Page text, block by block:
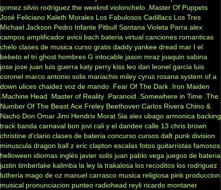
gomez silvio rodriguez the weeknd violonchelo .Master Of Puppets
José Feliciano Kaleth Morales Los Fabulosos Cadillacs Los Tres
Michael Jackson Pedro Infante Pitbull Santana Violeta Parra alex
campos amplificador avicii bach bateria virtual canciones romanticas
chelo clases de musica curso gratis daddy yankee dread mar I el
bebeto el tri ghost hombres G intocable jason mraz joaquin sabina
jose jose juan luis guerra katy perry kiss leo dan leonel garcia luis
coronel marco antonio solis mariachis miley cyrus rosana system of a
down ulices chaidez voz de mando .Fear Of The Dark .Iron Maiden
.Machine Head
.Master of Reality .Paranoid .Somewhere in Time .The
Number Of The Beast Ace Freley Beethoven Carlos Rivera Chino &
Nacho Don Omar Jimi Hendrix Morat Sia alex ubago armonica backing
track banda carnaval bon jovi cali y el dandee calle 13 chris brown
christine d'clario clases de bateria concurso cursos daft punk division
minuscula dragon ball z eric clapton escalas fotos guitarristas famosos
helloween idiomas inglés javier solis juan pablo vega juegos de bateria
justin timberlake kalimba la ley la trakalosa los recoditos los rodriguez
lutheria mago de oz manuel carrasco musica religiosa pink produccion
musical pronunciacion punteo radiohead reyli ricardo montaner